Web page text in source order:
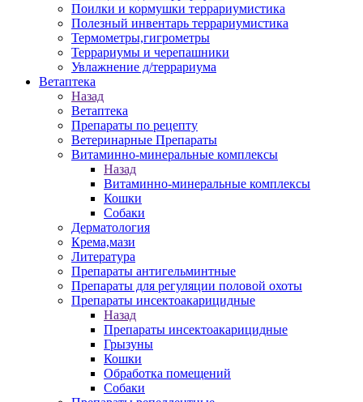
Поилки и кормушки террариумистика
Полезный инвентарь террариумистика
Термометры,гигрометры
Террариумы и черепашники
Увлажнение д/террариума
Ветаптека
Назад
Ветаптека
Препараты по рецепту
Ветеринарные Препараты
Витаминно-минеральные комплексы
Назад
Витаминно-минеральные комплексы
Кошки
Собаки
Дерматология
Крема,мази
Литература
Препараты антигельминтные
Препараты для регуляции половой охоты
Препараты инсектоакарицидные
Назад
Препараты инсектоакарицидные
Грызуны
Кошки
Обработка помещений
Собаки